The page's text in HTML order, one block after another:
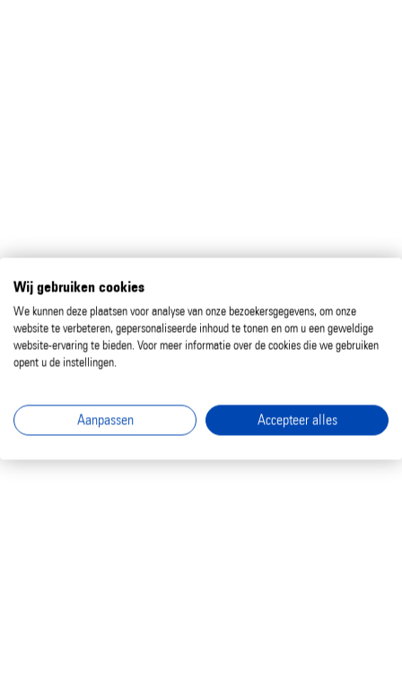
Wij gebruiken cookies
We kunnen deze plaatsen voor analyse van onze bezoekersgegevens, om onze
website te verbeteren, gepersonaliseerde inhoud te tonen en om u een geweldige
website-ervaring te bieden. Voor meer informatie over de cookies die we gebruiken
opent u de instellingen.
Aanpassen Accepteer alles